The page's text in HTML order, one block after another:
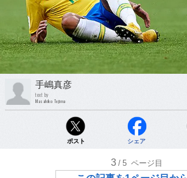
手嶋真彦
text by
Masahiko Tejima
ポスト シェア
3 /5 ページ目